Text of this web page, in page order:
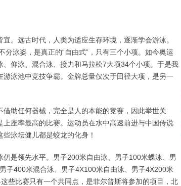
远古时代，人类为适应生存环境，逐渐学会游泳。
分泳姿，是真正的“自由式”，只有三个小项。如今奥运
仰泳、混合泳、接力和马拉松7大项34个小项。于是我
泳池中竞技争霸。金牌总量仅次于田径大项，是另一
助任何器械，完全是人的本能的竞赛，因此举世关
座率最高的比赛。运动员在水中高速前进与中国传说
泳坛健儿都是蛟龙的化身！
是领先水平。男子200米自由泳、男子100米蝶泳、男
子400米混合泳、男子4X100米自由泳、男子4X200米
些比赛只有一个共同点，是菲尔普斯将参加的项目，北